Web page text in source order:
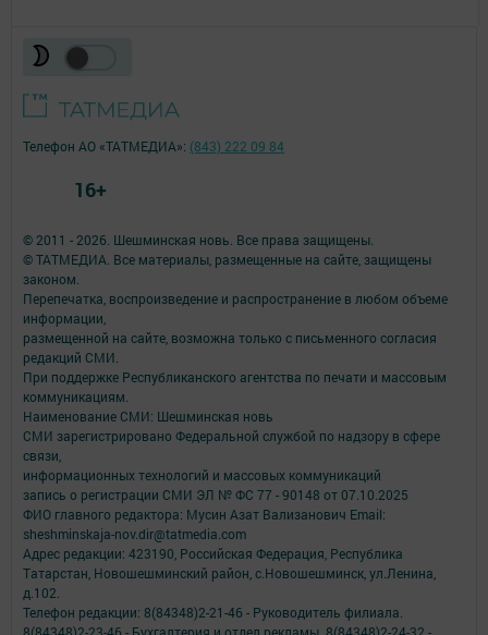
© 2011 - 2026. Шешминская новь. Все права защищены.
© ТАТМЕДИА. Все материалы, размещенные на сайте, защищены
законом.
Перепечатка, воспроизведение и распространение в любом объеме
информации,
размещенной на сайте, возможна только с письменного согласия
редакций СМИ.
При поддержке Республиканского агентства по печати и массовым
коммуникациям.
Наименование СМИ: Шешминская новь
СМИ зарегистрировано Федеральной службой по надзору в сфере
связи,
информационных технологий и массовых коммуникаций
запись о регистрации СМИ ЭЛ № ФС 77 - 90148 от 07.10.2025
ФИО главного редактора: Мусин Азат Вализанович Email:
sheshminskaja-nov.dir@tatmedia.com
Адрес редакции: 423190, Российская Федерация, Республика
Татарстан, Новошешминский район, с.Новошешминск, ул.Ленина,
д.102.
Телефон редакции: 8(84348)2-21-46 - Руководитель филиала.
Телефон АО «ТАТМЕДИА»: (843) 222 09 84
16+